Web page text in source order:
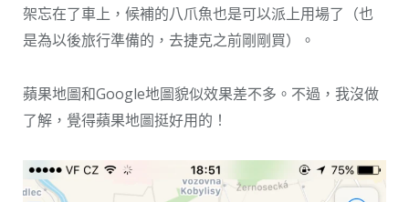
架忘在了車上，候補的八爪魚也是可以派上用場了（也
是為以後旅行準備的，去捷克之前剛剛買）。
蘋果地圖和Google地圖貌似效果差不多。不過，我沒做
了解，覺得蘋果地圖挺好用的！